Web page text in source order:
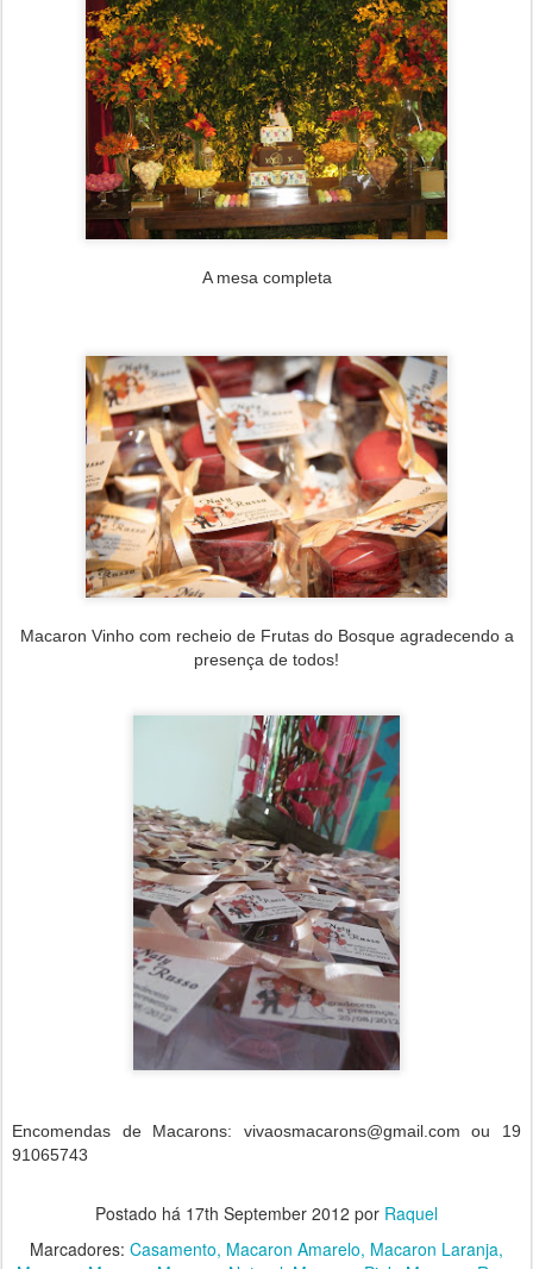
A mesa completa
Macaron Vinho com recheio de Frutas do Bosque agradecendo a
presença de todos!
Encomendas de Macarons: vivaosmacarons@gmail.com ou 19
91065743
Postado há 17th September 2012 por Raquel
Marcadores: Casamento Macaron Amarelo Macaron Laranja